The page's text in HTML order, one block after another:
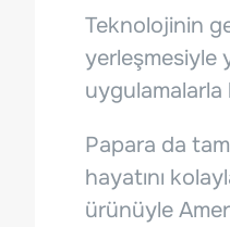
Teknolojinin
yerleşmesiyle
uygulamalarla
Papara da
hayatını
ürünüyle